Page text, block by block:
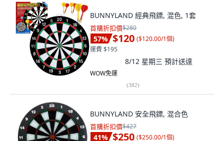
BUNNYLAND 經典飛鏢, 混色, 1套
首購折扣價$280
57% $120 ($120.00/1個)
運費 $195
8/12 星期三 預計送達
WOW免運
(382)
BUNNYLAND 安全飛鏢, 混合色
首購折扣價$427
41% $250 ($250.00/1個)